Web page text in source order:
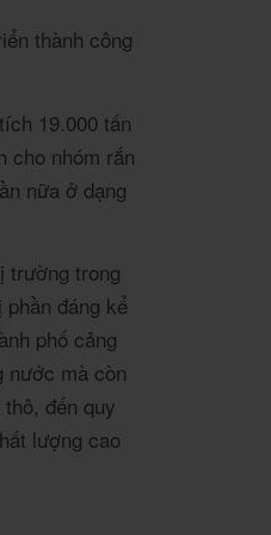
thành công
19.000 tấn
cho nhóm rắn
nữa ở dạng
trường trong
đáng kể
phố cảng
nước mà còn
đến quy
lượng cao